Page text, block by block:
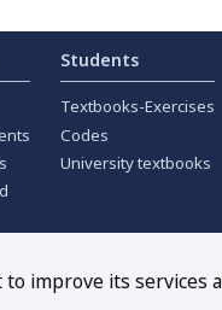
Students
Textbooks-Exercises
Codes
University textbooks
improve its